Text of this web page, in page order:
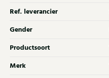
Ref. leverancier
Gender
Productsoort
Merk